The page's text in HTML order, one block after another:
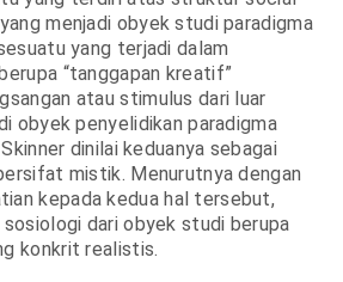
menjadi obyek studi paradigma
yang terjadi dalam
“tanggapan kreatif”
atau stimulus dari luar
obyek penyelidikan paradigma
dinilai keduanya sebagai
mistik. Menurutnya dengan
kepada kedua hal tersebut,
dari obyek studi berupa
konkrit realistis.